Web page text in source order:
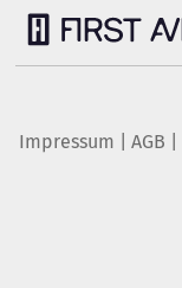
Impressum AGB